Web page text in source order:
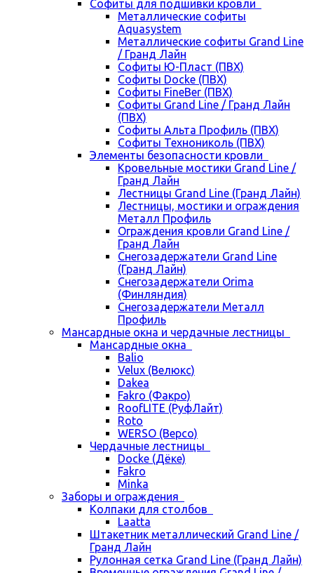
Cофиты для подшивки кровли
Металлические софиты
Aquasystem
Металлические софиты Grand Line
/ Гранд Лайн
Софиты Ю-Пласт (ПВХ)
Софиты Docke (ПВХ)
Софиты FineBer (ПВХ)
Софиты Grand Line / Гранд Лайн
(ПВХ)
Софиты Альта Профиль (ПВХ)
Софиты Технониколь (ПВХ)
Элементы безопасности кровли
Кровельные мостики Grand Line /
Гранд Лайн
Лестницы Grand Line (Гранд Лайн)
Лестницы, мостики и ограждения
Металл Профиль
Ограждения кровли Grand Line /
Гранд Лайн
Снегозадержатели Grand Line
(Гранд Лайн)
Снегозадержатели Orima
(Финляндия)
Снегозадержатели Металл
Профиль
Мансардные окна и чердачные лестницы
Мансардные окна
Balio
Velux (Велюкс)
Dakea
Fakro (Факро)
RoofLITE (РуфЛайт)
Roto
WERSO (Версо)
Чердачные лестницы
Docke (Дёке)
Fakro
Minka
Заборы и ограждения
Колпаки для столбов
Laatta
Штакетник металлический Grand Line /
Гранд Лайн
Рулонная сетка Grand Line (Гранд Лайн)